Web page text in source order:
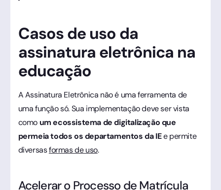
Casos de uso da
assinatura eletrônica na
educação
A Assinatura Eletrônica não é uma ferramenta de
uma função só. Sua implementação deve ser vista
como um ecossistema de digitalização que
permeia todos os departamentos da IEe permite
diversasformas de uso.
Acelerar o Processo de Matrícula